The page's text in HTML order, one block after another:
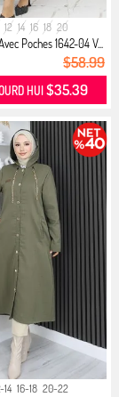
12 14 16 18 20
Poches 1642-04 V...
$58.99
HUI$35.39
14 16-18 20-22